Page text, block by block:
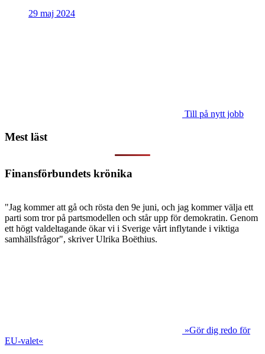
29 maj 2024
Till på nytt jobb
Mest läst
Finansförbundets krönika
"Jag kommer att gå och rösta den 9e juni, och jag kommer välja ett
parti som tror på partsmodellen och står upp för demokratin. Genom
ett högt valdeltagande ökar vi i Sverige vårt inflytande i viktiga
samhällsfrågor", skriver Ulrika Boëthius.
»Gör dig redo för
EU-valet«